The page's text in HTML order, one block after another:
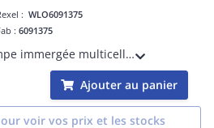
:WLO6091375
:6091375
Pompe immergée multicellulaire 4' Wilo-Sub TWI4.09-18-DM-D pour l'irrigation, l'arrosage et la distribution d'eau potable à partir de forage et citerne, d'eau sanitaire et d'eau municipale. (6091375)
Ajouter au panier
voir vos prix et les stocks